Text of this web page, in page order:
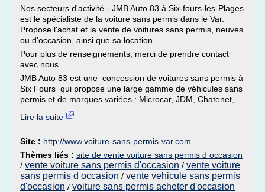
Nos secteurs d'activité - JMB Auto 83 à Six-fours-les-Plages
est le spécialiste de la voiture sans permis dans le Var.
Propose l'achat et la vente de voitures sans permis, neuves
ou d'occasion, ainsi que sa location.
Pour plus de renseignements, merci de prendre contact
avec nous.
JMB Auto 83 est une concession de voitures sans permis à
Six Fours qui propose une large gamme de véhicules sans
permis et de marques variées : Microcar, JDM, Chatenet,...
Lire la suite
Site : http://www.voiture-sans-permis-var.com
Thèmes liés : site de vente voiture sans permis d occasion
/ vente voiture sans permis d'occasion / vente voiture
sans permis d occasion / vente vehicule sans permis
d'occasion / voiture sans permis acheter d'occasion